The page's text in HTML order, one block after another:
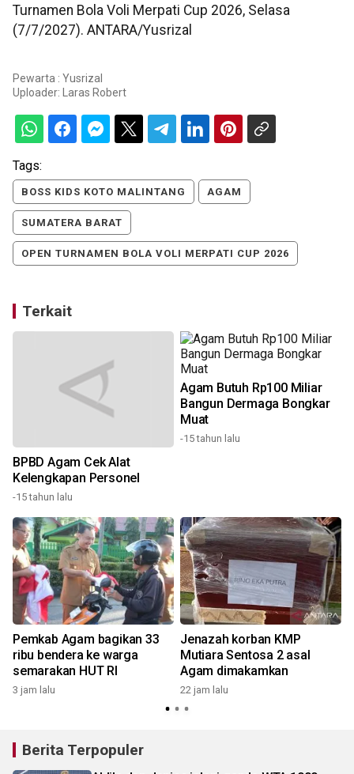
Turnamen Bola Voli Merpati Cup 2026, Selasa
(7/7/2027). ANTARA/Yusrizal
Pewarta : Yusrizal
Uploader: Laras Robert
Tags:
BOSS KIDS KOTO MALINTANG AGAM
SUMATERA BARAT
OPEN TURNAMEN BOLA VOLI MERPATI CUP 2026
Terkait
BPBD Agam Cek Alat
Kelengkapan Personel
-15 tahun lalu
Agam Butuh Rp100 Miliar
Bangun Dermaga Bongkar
Muat
-15 tahun lalu
Pemkab Agam bagikan 33
ribu bendera ke warga
semarakan HUT RI
3 jam lalu
Jenazah korban KMP
Mutiara Sentosa 2 asal
Agam dimakamkan
22 jam lalu
Berita Terpopuler